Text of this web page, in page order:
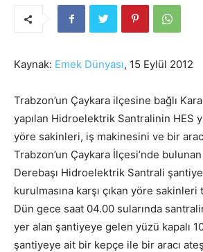
Kaynak: Emek Dünyası, 15 Eylül 2012
Trabzon’un Çaykara ilçesine bağlı
yapılan Hidroelektrik Santralinin HES
yöre sakinleri, iş makinesini ve bir
Trabzon’un Çaykara İlçesi’nde
Derebaşı Hidroelektrik Santrali
kurulmasına karşı çıkan yöre sakinleri
Dün gece saat 04.00 sularında
yer alan şantiyeye gelen yüzü kapalı
şantiyeye ait bir kepçe ile bir aracı